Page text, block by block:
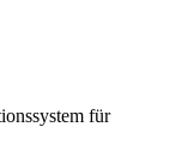
für